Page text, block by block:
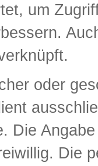
um
oder
Die
Die